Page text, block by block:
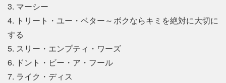
3. マーシー
4. トリート・ユー・ベター～ボクならキミを絶対に大切に
する
5. スリー・エンプティ・ワーズ
6. ドント・ビー・ア・フール
7. ライク・ディス